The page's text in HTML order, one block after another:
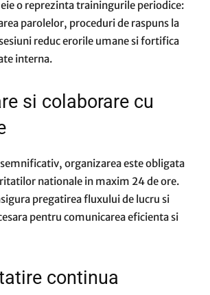
o reprezinta trainingurile periodice:
parolelor, proceduri de raspuns la
reduc erorile umane si fortifica
interna.
si colaborare cu
organizarea este obligata
nationale in maxim 24 de ore.
pregatirea fluxului de lucru si
pentru comunicarea eficienta si
continua